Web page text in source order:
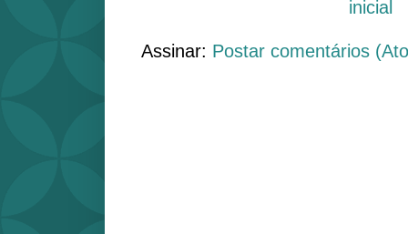
inicial
Assinar: Postar comentários